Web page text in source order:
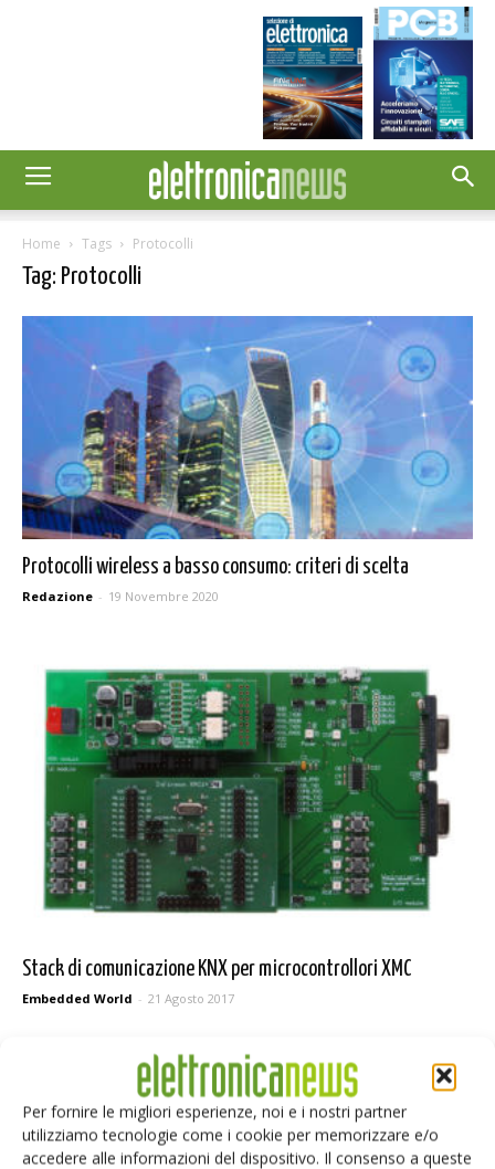
Per fornire le migliori esperienze, noi e i nostri partner
utilizziamo tecnologie come i cookie per memorizzare e/o
accedere alle informazioni del dispositivo. Il consenso a queste
Home Tags Protocolli
Tag: Protocolli
Protocolli wireless a basso consumo: criteri di scelta
Redazione - 19 Novembre 2020
Stack di comunicazione KNX per microcontrollori XMC
Embedded World - 21 Agosto 2017
Selezione di elettronica